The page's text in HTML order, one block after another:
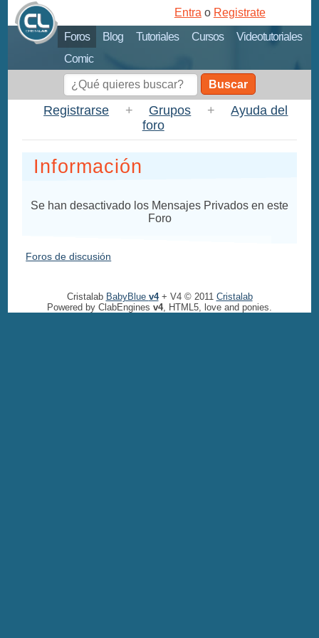
Foros Blog Tutoriales Cursos
Videotutoriales
Comic
Entra o Registrate
Buscar
Registrarse + Grupos +
Ayuda del
foro
Información
Se han desactivado los Mensajes Privados en este
Foro
Foros de discusión
Cristalab BabyBlue v4+ V4 © 2011 Cristalab
Powered by ClabEngines v4, HTML5, love and ponies.